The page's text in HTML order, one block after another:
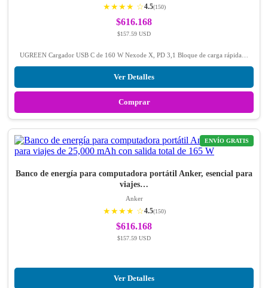
★★★★ ☆4.5(150)
$616.168
$157.59 USD
UGREEN Cargador USB C de 160 W Nexode X, PD 3,1 Bloque de carga rápida…
Ver Detalles
Comprar
ENVÍO GRATIS
Banco de energía para computadora portátil Anker, esencial para
viajes…
Anker
★★★★ ☆4.5(150)
$616.168
$157.59 USD
Ver Detalles